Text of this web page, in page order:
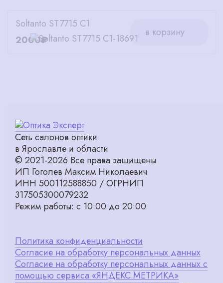
Soltanto ST7715 C1
2000₽
в корзину
Сеть салонов оптики
в Ярославле и области
© 2021-2026 Все права защищены
ИП Гоголев Максим Николаевич
ИНН 500112588850 / ОГРНИП
317505300079232
Режим работы: с 10:00 до 20:00
Политика конфиденциальности
Согласие на обработку персональных данных
Согласие на обработку персональных данных с
помощью сервиса «ЯНДЕКС.МЕТРИКА»